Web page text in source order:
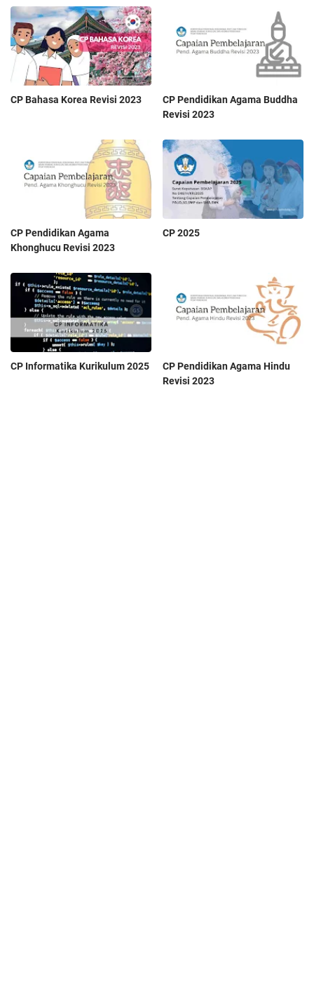
CP Bahasa Korea Revisi 2023
CP Pendidikan Agama Buddha
Revisi 2023
CP Pendidikan Agama
Khonghucu Revisi 2023
CP 2025
CP Informatika Kurikulum 2025
CP Pendidikan Agama Hindu
Revisi 2023